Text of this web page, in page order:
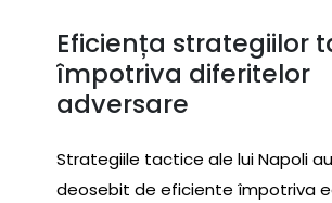
Eficiența strategiilor
împotriva diferitelor
adversare
Strategiile tactice ale lui Napoli
deosebit de eficiente împotriva